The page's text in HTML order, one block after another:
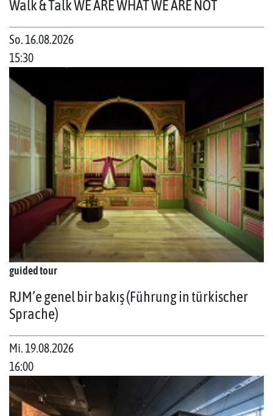
Walk & Talk WE ARE WHAT WE ARE NOT
So. 16.08.2026
15:30
guided tour
RJM’e genel bir bakış (Führung in türkischer
Sprache)
Mi. 19.08.2026
16:00